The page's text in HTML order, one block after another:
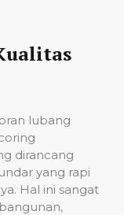
lubang
dirancang
yang rapi
Hal ini sangat